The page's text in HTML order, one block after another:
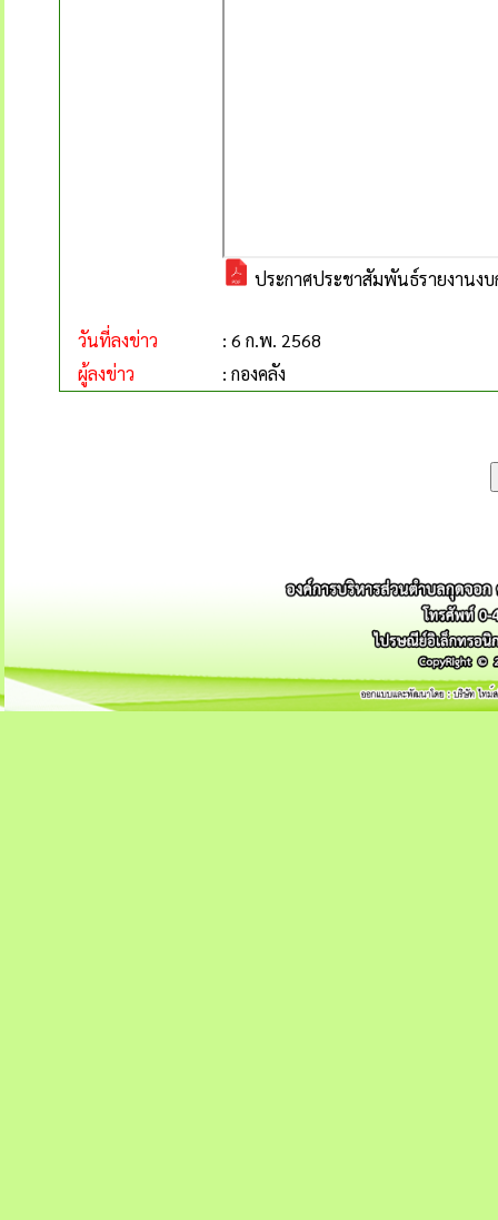
ประกาศประชาสัมพันธ์รายงานงบ
วันที่ลงข่าว
: 6 ก.พ. 2568
ผู้ลงข่าว
: กองคลัง